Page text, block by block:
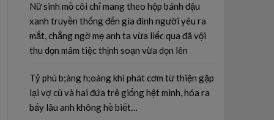
Nữ sinh mồ côi chỉ mang theo hộp bánh đậu
xanh truyền thống đến gia đình người yêu ra
mắt, chẳng ngờ mẹ anh ta vừa liếc qua đã vội
thu dọn mâm tiệc thịnh soạn vừa dọn lên
Tỷ phú b;àng h;oàng khi phát cơm từ thiện gặp
lại vợ cũ và hai đứa trẻ giống hệt mình, hóa ra
bấy lâu anh không hề biết…